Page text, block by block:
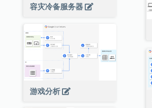
容灾冷备服务器
游戏分析